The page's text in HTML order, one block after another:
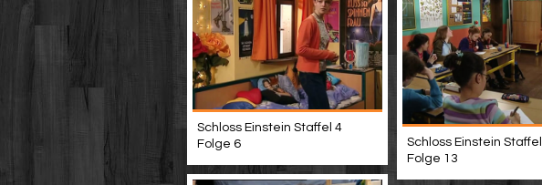
Schloss Einstein Staffel 4
Folge 6
Schloss Einstein
Folge 13